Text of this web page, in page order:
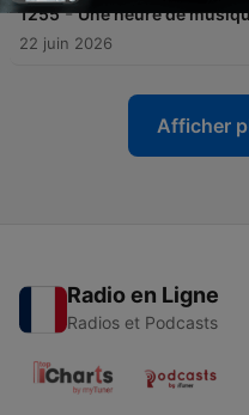
1255 - Une heure de
22 juin 2026
Afficher
Radio en Ligne
Radios et Podcasts